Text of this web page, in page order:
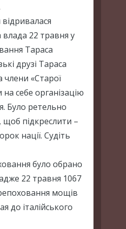
влада 22 травня у
Тараса
друзі Тараса
члени «Старої
себе організацію
Було ретельно
підкреслити –
нації. Судіть
було обрано
22 травня 1067
мощів
до італійського